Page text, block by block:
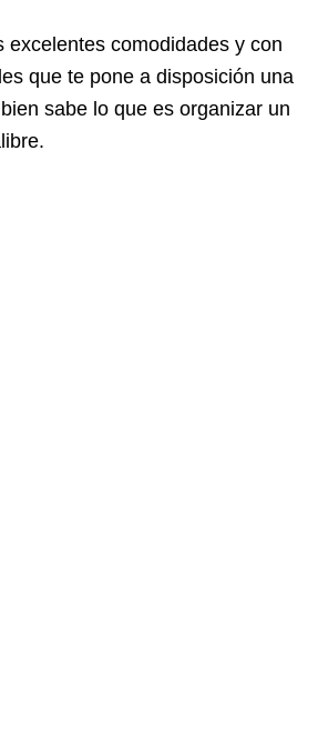
excelentes comodidades y con
que te pone a disposición una
sabe lo que es organizar un